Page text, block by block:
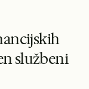
ancijskih
nslužbeni